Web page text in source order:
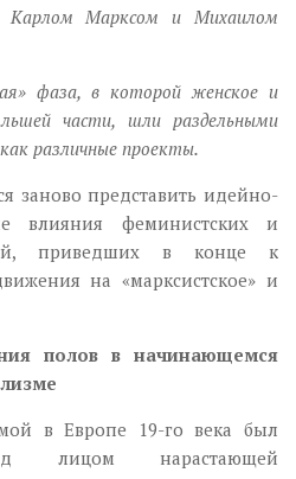
Карлом Марксом и Михаилом
фаза, в которой женское и
части, шли раздельными
различные проекты.
заново представить идейно-
влияния феминистских и
приведших в конце к
на «марксистское» и
полов в начинающемся
в Европе 19-го века был
лицом нарастающей